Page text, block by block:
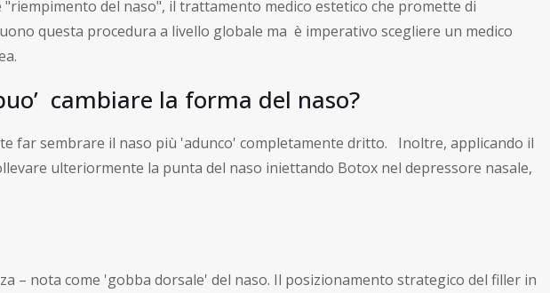
del naso", il trattamento medico estetico che promette di
questa procedura a livello globale ma è imperativo scegliere un medico
cambiare la forma del naso?
far sembrare il naso più 'adunco' completamente dritto. Inoltre, applicando il
ulteriormente la punta del naso iniettando Botox nel depressore nasale,
– nota come 'gobba dorsale' del naso. Il posizionamento strategico del filler in